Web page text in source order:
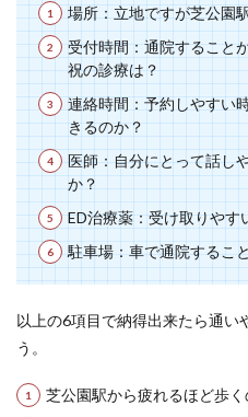
場所：立地ですが芝公園
受付時間：通院すること
祝の診療は？
連絡時間：予約しやすい
きるのか？
医師：自分にとって話し
か？
ED治療薬：受け取りや
駐車場：車で通院するこ
以上の6項目で納得出来たら通い
う。
芝公園駅から疲れるほど歩く